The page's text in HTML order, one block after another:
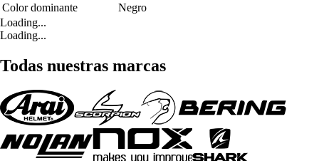
Color dominante
Negro
Loading...
Loading...
Todas nuestras marcas